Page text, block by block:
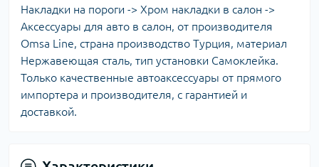
Накладки на пороги -> Хром накладки в салон ->
Аксессуары для авто в салон, от производителя
Omsa Line, страна производство Турция, материал
Нержавеющая сталь, тип установки Самоклейка.
Только качественные автоаксессуары от прямого
импортера и производителя, с гарантией и
доставкой.